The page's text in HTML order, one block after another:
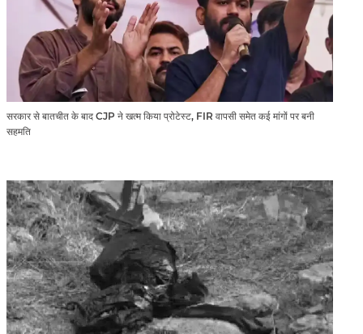
सरकार से बातचीत के बाद CJP ने खत्म किया प्रोटेस्ट, FIR वापसी समेत कई मांगों पर बनी
सहमति